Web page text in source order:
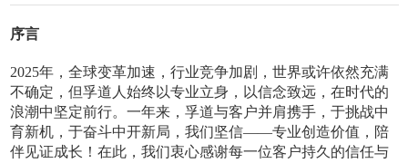
序言
2025年，全球变革加速，行业竞争加剧，世界或许依然充满
不确定，但孚道人始终以专业立身，以信念致远，在时代的
浪潮中坚定前行。一年来，孚道与客户并肩携手，于挑战中
育新机，于奋斗中开新局，我们坚信——专业创造价值，陪
伴见证成长！在此，我们衷心感谢每一位客户持久的信任与